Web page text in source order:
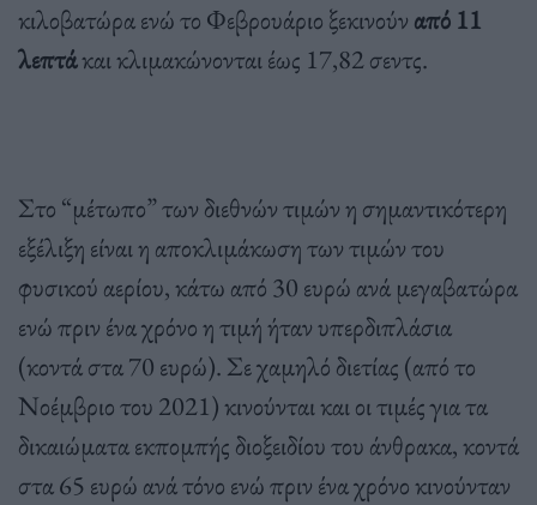
κιλοβατώρα ενώ το Φεβρουάριο ξεκινούν από 11
λεπτάκαι κλιμακώνονται έως 17,82 σεντς.
Στο “μέτωπο” των διεθνών τιμών η σημαντικότερη
εξέλιξη είναι η αποκλιμάκωση των τιμών του
φυσικού αερίου, κάτω από 30 ευρώ ανά μεγαβατώρα
ενώ πριν ένα χρόνο η τιμή ήταν υπερδιπλάσια
(κοντά στα 70 ευρώ). Σε χαμηλό διετίας (από το
Νοέμβριο του 2021) κινούνται και οι τιμές για τα
δικαιώματα εκπομπής διοξειδίου του άνθρακα, κοντά
στα 65 ευρώ ανά τόνο ενώ πριν ένα χρόνο κινούνταν